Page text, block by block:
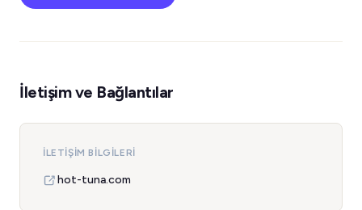
İletişim ve Bağlantılar
İLETIŞIM BILGILERI
hot-tuna.com